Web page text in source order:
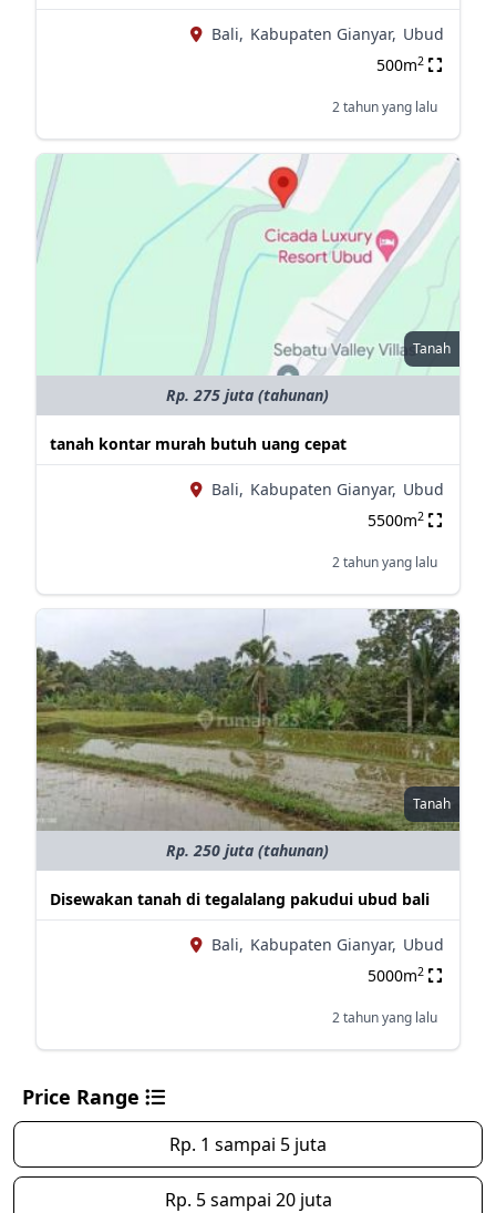
Bali, Kabupaten Gianyar, Ubud
500m2
2 tahun yang lalu
Tanah
Rp. 275 juta (tahunan)
tanah kontar murah butuh uang cepat
Bali, Kabupaten Gianyar, Ubud
5500m2
2 tahun yang lalu
Tanah
Rp. 250 juta (tahunan)
Disewakan tanah di tegalalang pakudui ubud bali
Bali, Kabupaten Gianyar, Ubud
5000m2
2 tahun yang lalu
Price Range
Rp. 1 sampai 5 juta
Rp. 5 sampai 20 juta